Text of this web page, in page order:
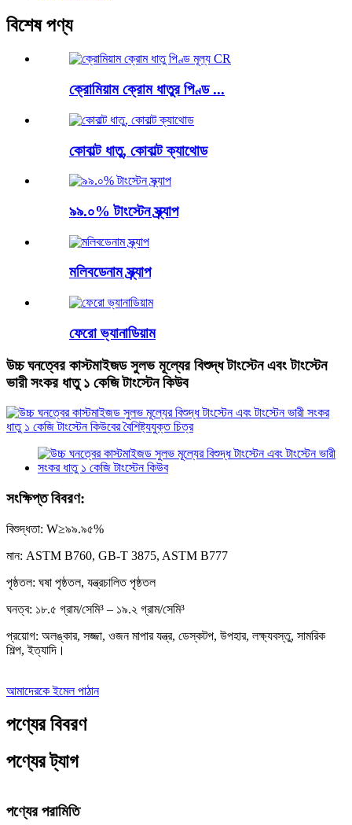
বিশেষ পণ্য
ক্রোমিয়াম ক্রোম ধাতুর পিণ্ড ...
কোবাল্ট ধাতু, কোবাল্ট ক্যাথোড
৯৯.০% টাংস্টেন স্ক্র্যাপ
মলিবডেনাম স্ক্র্যাপ
ফেরো ভ্যানাডিয়াম
উচ্চ ঘনত্বের কাস্টমাইজড সুলভ মূল্যের বিশুদ্ধ টাংস্টেন এবং টাংস্টেন
ভারী সংকর ধাতু ১ কেজি টাংস্টেন কিউব
সংক্ষিপ্ত বিবরণ:
বিশুদ্ধতা: W≥৯৯.৯৫%
মান: ASTM B760, GB-T 3875, ASTM B777
পৃষ্ঠতল: ঘষা পৃষ্ঠতল, যন্ত্রচালিত পৃষ্ঠতল
ঘনত্ব: ১৮.৫ গ্রাম/সেমি³ – ১৯.২ গ্রাম/সেমি³
প্রয়োগ: অলঙ্কার, সজ্জা, ওজন মাপার যন্ত্র, ডেস্কটপ, উপহার, লক্ষ্যবস্তু, সামরিক
শিল্প, ইত্যাদি।
আমাদেরকে ইমেল পাঠান
পণ্যের বিবরণ
পণ্যের ট্যাগ
পণ্যের পরামিতি